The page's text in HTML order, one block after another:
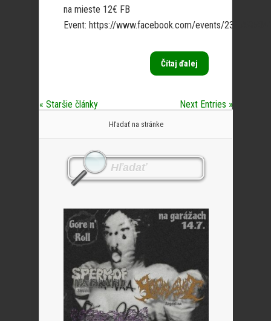
na mieste 12€ FB
Event: https://www.facebook.com/events/
Čítaj ďalej
« Staršie články Next Entries »
Hľadať na stránke